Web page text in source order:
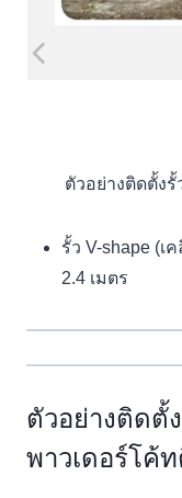
ตัวอย่างติดตั้งรั้
รั้ว V-shape (เ
2.4 เมตร
ตัวอย่างติดตั้
พาวเดอร์โค้